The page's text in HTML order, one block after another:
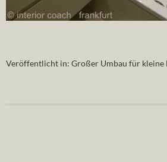
Veröffentlicht in: Großer Umbau für kleine